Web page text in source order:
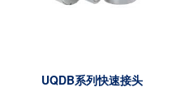
UQDB系列快速接头